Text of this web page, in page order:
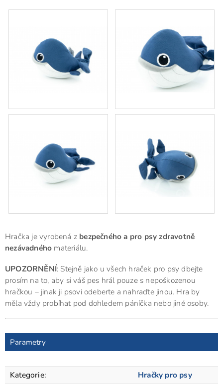
Hračka je vyrobená z bezpečného a pro psy zdravotně
nezávadného materiálu.
UPOZORNĚNÍ: Stejně jako u všech hraček pro psy dbejte
prosím na to, aby si váš pes hrál pouze s nepoškozenou
hračkou – jinak ji psovi odeberte a nahraďte jinou. Hra by
měla vždy probíhat pod dohledem páníčka nebo jiné osoby.
Parametry
Kategorie:
Hračky pro psy